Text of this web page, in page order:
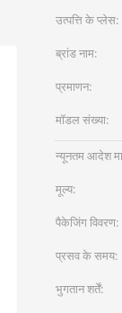
उत्पत्ति के प्लेस:
ब्रांड नाम:
प्रमाणन:
मॉडल संख्या:
न्यूनतम आदेश
मूल्य:
पैकेजिंग विवरण:
प्रसव के समय:
भुगतान शर्तें: